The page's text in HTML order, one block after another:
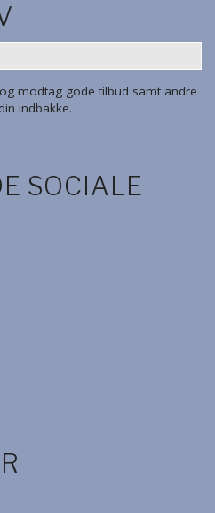
modtag gode tilbud samt andre
indbakke.
SOCIALE